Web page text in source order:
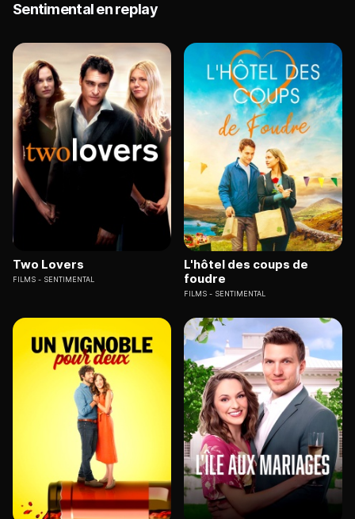
Sentimental en replay
Two Lovers
FILMS SENTIMENTAL
L'hôtel des coups de
foudre
FILMS SENTIMENTAL